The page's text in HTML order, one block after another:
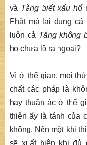
và Tăng biết xấu hổ
Phật mà lại dung cả
luôn cả Tăng không
họ chưa lộ ra ngoài?
Vì ở thế gian, mọi
chất các pháp là
hay thuần ác ở thế
thiện ấy là tánh của
không. Nên một khi
sẽ xuất hiện khi đủ